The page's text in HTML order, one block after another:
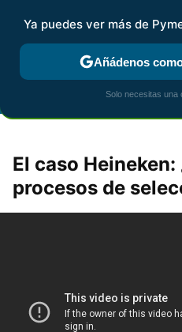
FISCALIDAD Y CONTABILIDAD
El caso
procesos de
Ya puedes ver más de
Añádenos
Solo necesitas una